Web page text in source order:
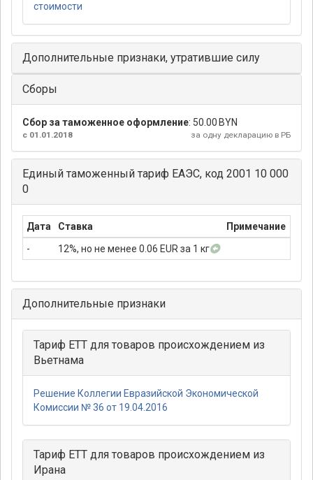
стоимости
Дополнительные признаки, утратившие силу
Сборы
Сбор за таможенное оформление: 50.00 BYN
за одну декларацию в РБ
с 01.01.2018
Единый таможенный тариф ЕАЭС, код 2001 10 000
0
Дата Ставка
Примечание
-
12%, но не менее 0.06 EUR за 1 кг
Дополнительные признаки
Тариф ЕТТ для товаров происхождением из
Вьетнама
Решение Коллегии Евразийской Экономической
Комиссии № 36 от 19.04.2016
Тариф ЕТТ для товаров происхождением из
Ирана